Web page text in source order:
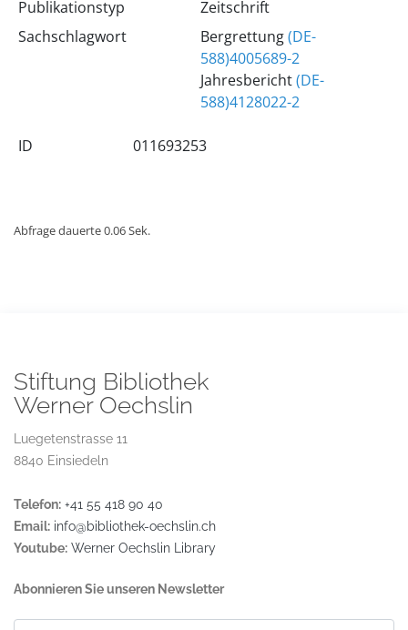
Publikationstyp
Zeitschrift
Sachschlagwort
Bergrettung(DE-
588)4005689-2
Jahresbericht(DE-
588)4128022-2
ID 011693253
Abfrage dauerte 0.06 Sek.
Stiftung Bibliothek
Werner Oechslin
Luegetenstrasse 11
8840 Einsiedeln
Telefon: +41 55 418 90 40
Email: info@bibliothek-oechslin.ch
Youtube: Werner Oechslin Library
Abonnieren Sie unseren Newsletter